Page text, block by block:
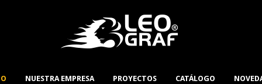
NUESTRA EMPRESA PROYECTOS CATÁLOGO